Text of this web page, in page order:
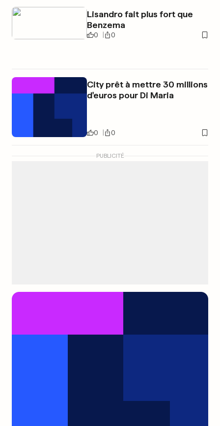
Lisandro fait plus fort que
Benzema
0 0
City prêt à mettre 30 millions
d'euros pour Di Maria
0 0
PUBLICITÉ